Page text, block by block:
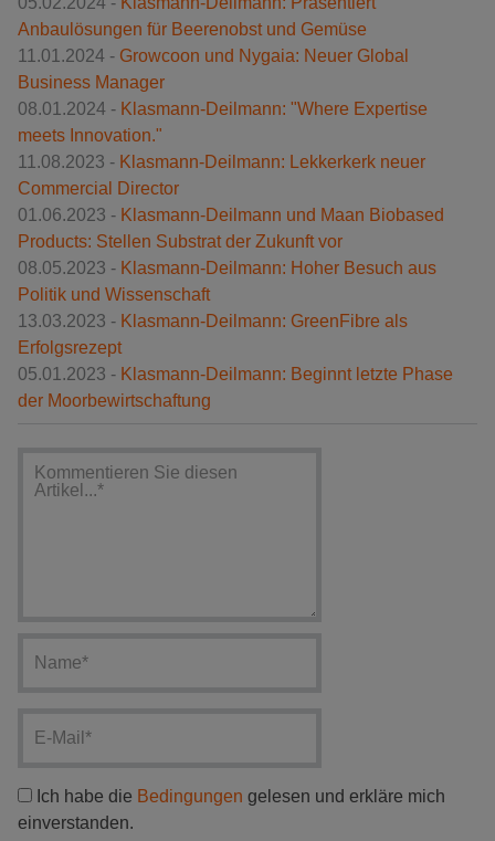
Anbaulösungen für Beerenobst und Gemüse
11.01.2024 - Growcoon und Nygaia: Neuer Global
Business Manager
08.01.2024 - Klasmann-Deilmann: "Where Expertise
meets Innovation."
11.08.2023 - Klasmann-Deilmann: Lekkerkerk neuer
Commercial Director
01.06.2023 - Klasmann-Deilmann und Maan Biobased
Products: Stellen Substrat der Zukunft vor
08.05.2023 - Klasmann-Deilmann: Hoher Besuch aus
Politik und Wissenschaft
13.03.2023 - Klasmann-Deilmann: GreenFibre als
Erfolgsrezept
05.01.2023 - Klasmann-Deilmann: Beginnt letzte Phase
der Moorbewirtschaftung
Ich habe die Bedingungen gelesen und erkläre mich
einverstanden.